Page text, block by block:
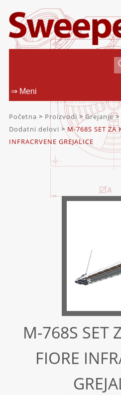
Početna > Proizvodi>Grejanje>
Dodatni delovi > M-768S SET ZA
INFRACRVENE GREJALICE
M-768S SET
FIORE